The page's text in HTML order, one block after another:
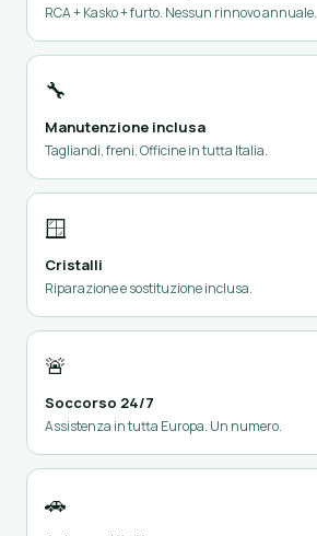
RCA + Kasko + furto. Nessun rinnovo annuale.
🔧
Manutenzione inclusa
Tagliandi, freni. Officine in tutta Italia.
🪟
Cristalli
Riparazione e sostituzione inclusa.
🚨
Soccorso 24/7
Assistenza in tutta Europa. Un numero.
🚗